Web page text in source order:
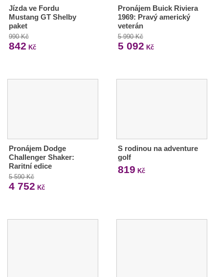
Jízda ve Fordu
Mustang GT Shelby
paket
990 Kč
842 Kč
Pronájem Buick Riviera
1969: Pravý americký
veterán
5 990 Kč
5 092 Kč
Pronájem Dodge
Challenger Shaker:
Raritní edice
5 590 Kč
4 752 Kč
S rodinou na adventure
golf
819 Kč